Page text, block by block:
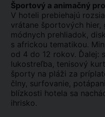
Športový a animačný
V hoteli prebiehajú
vrátane športových hier,
módnych prehliadok,
s africkou tematikou.
od 4 do 12 rokov. Ďalej:
lukostreľba, tenisový
športy na pláži za
člny, surfovanie,
blízkosti hotela sa
ihrisko.